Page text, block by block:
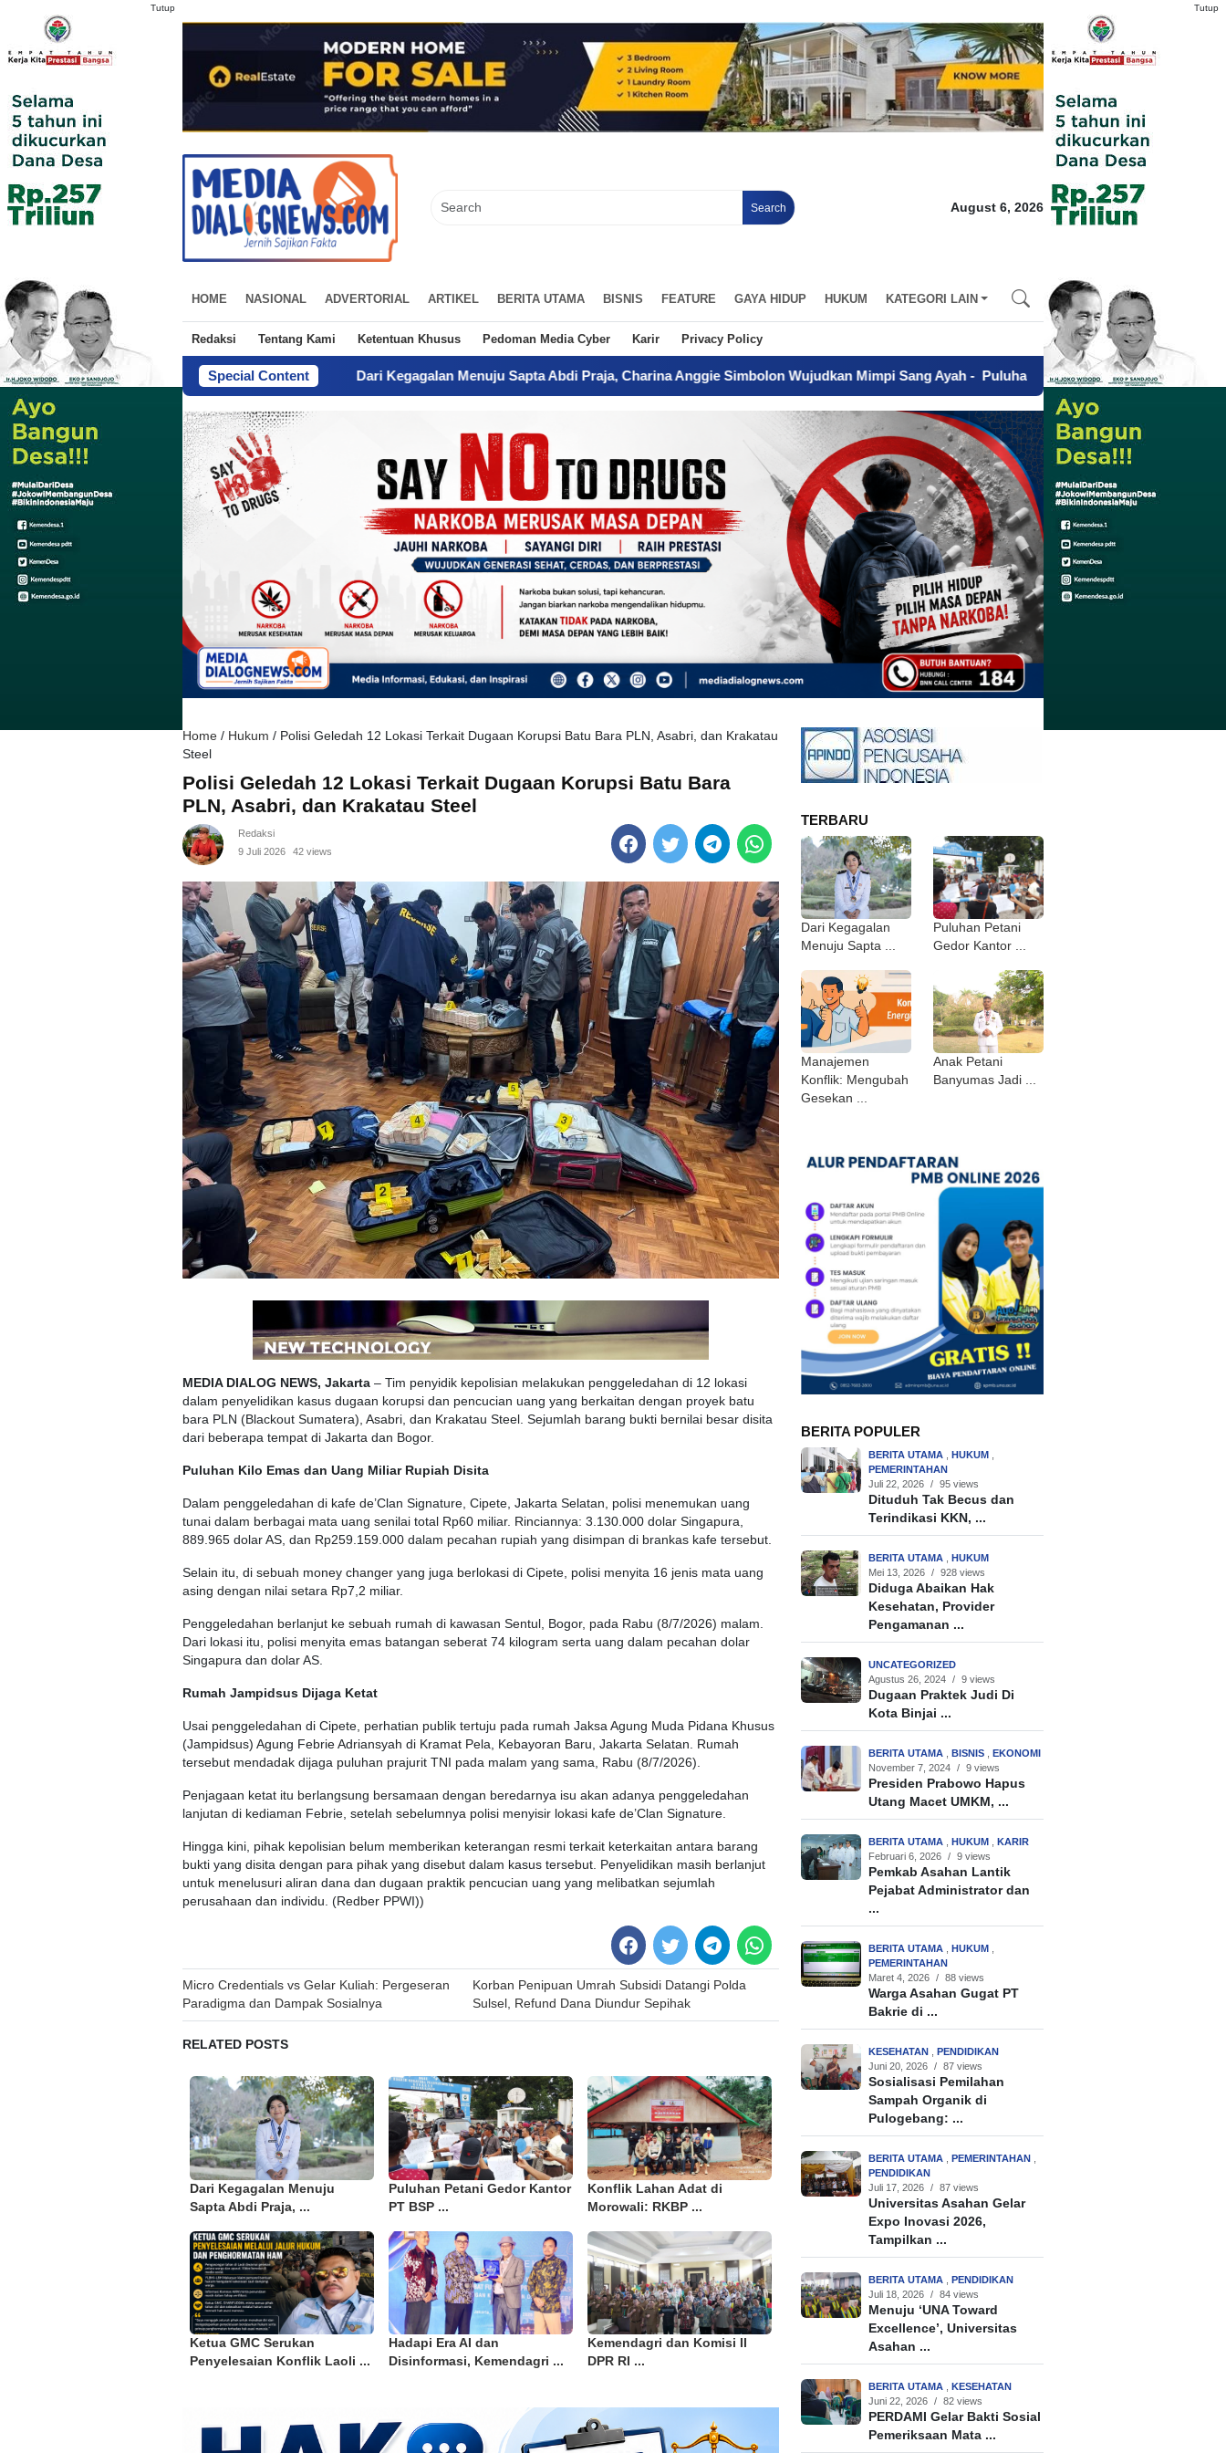
Search August 6, 2026
HOME NASIONAL ADVERTORIAL ARTIKEL BERITA UTAMA BISNIS FEATURE GAYA HIDUP HUKUM KATEGORI LAIN
Redaksi Tentang Kami Ketentuan Khusus Pedoman Media Cyber Karir Privacy Policy
Special Content
Dari Kegagalan Menuju Sapta Abdi Praja, Charina Anggie Simbolon Wujudkan Mimpi Sang Ayah - Puluhan Petani Gedor Kantor PT BSP Kisaran, Tuntut
Home / Hukum / Polisi Geledah 12 Lokasi Terkait Dugaan Korupsi Batu Bara PLN, Asabri, dan Krakatau
Steel
Polisi Geledah 12 Lokasi Terkait Dugaan Korupsi Batu Bara
PLN, Asabri, dan Krakatau Steel
Redaksi
9 Juli 2026
42 views
MEDIA DIALOG NEWS, Jakarta – Tim penyidik kepolisian melakukan penggeledahan di 12 lokasi
dalam penyelidikan kasus dugaan korupsi dan pencucian uang yang berkaitan dengan proyek batu
bara PLN (Blackout Sumatera), Asabri, dan Krakatau Steel. Sejumlah barang bukti bernilai besar disita
dari beberapa tempat di Jakarta dan Bogor.
Puluhan Kilo Emas dan Uang Miliar Rupiah Disita
Dalam penggeledahan di kafe de’Clan Signature, Cipete, Jakarta Selatan, polisi menemukan uang
tunai dalam berbagai mata uang senilai total Rp60 miliar. Rinciannya: 3.130.000 dolar Singapura,
889.965 dolar AS, dan Rp259.159.000 dalam pecahan rupiah yang disimpan di brankas kafe tersebut.
Selain itu, di sebuah money changer yang juga berlokasi di Cipete, polisi menyita 16 jenis mata uang
asing dengan nilai setara Rp7,2 miliar.
Penggeledahan berlanjut ke sebuah rumah di kawasan Sentul, Bogor, pada Rabu (8/7/2026) malam.
Dari lokasi itu, polisi menyita emas batangan seberat 74 kilogram serta uang dalam pecahan dolar
Singapura dan dolar AS.
Rumah Jampidsus Dijaga Ketat
Usai penggeledahan di Cipete, perhatian publik tertuju pada rumah Jaksa Agung Muda Pidana Khusus
(Jampidsus) Agung Febrie Adriansyah di Kramat Pela, Kebayoran Baru, Jakarta Selatan. Rumah
tersebut mendadak dijaga puluhan prajurit TNI pada malam yang sama, Rabu (8/7/2026).
Penjagaan ketat itu berlangsung bersamaan dengan beredarnya isu akan adanya penggeledahan
lanjutan di kediaman Febrie, setelah sebelumnya polisi menyisir lokasi kafe de’Clan Signature.
Hingga kini, pihak kepolisian belum memberikan keterangan resmi terkait keterkaitan antara barang
bukti yang disita dengan para pihak yang disebut dalam kasus tersebut. Penyelidikan masih berlanjut
untuk menelusuri aliran dana dan dugaan praktik pencucian uang yang melibatkan sejumlah
perusahaan dan individu. (Redber PPWI))
Post
navigation
Micro Credentials vs Gelar Kuliah: Pergeseran
Paradigma dan Dampak Sosialnya
Korban Penipuan Umrah Subsidi Datangi Polda
Sulsel, Refund Dana Diundur Sepihak
RELATED POSTS
Dari Kegagalan Menuju
Sapta Abdi Praja, ...
Puluhan Petani Gedor Kantor
PT BSP ...
Konflik Lahan Adat di
Morowali: RKBP ...
Ketua GMC Serukan
Penyelesaian Konflik Laoli ...
Hadapi Era AI dan
Disinformasi, Kemendagri ...
Kemendagri dan Komisi II
DPR RI ...
TERBARU
Dari Kegagalan
Menuju Sapta ...
Puluhan Petani
Gedor Kantor ...
Manajemen
Konflik: Mengubah
Gesekan ...
Anak Petani
Banyumas Jadi ...
BERITA POPULER
BERITA UTAMA , HUKUM ,
PEMERINTAHAN
Juli 22, 2026
/ 95 views
Dituduh Tak Becus dan
Terindikasi KKN, ...
BERITA UTAMA , HUKUM
Mei 13, 2026
/ 928 views
Diduga Abaikan Hak
Kesehatan, Provider
Pengamanan ...
UNCATEGORIZED
Agustus 26, 2024
/ 9 views
Dugaan Praktek Judi Di
Kota Binjai ...
BERITA UTAMA , BISNIS , EKONOMI
November 7, 2024
/ 9 views
Presiden Prabowo Hapus
Utang Macet UMKM, ...
BERITA UTAMA , HUKUM , KARIR
Februari 6, 2026
/ 9 views
Pemkab Asahan Lantik
Pejabat Administrator dan
...
BERITA UTAMA , HUKUM ,
PEMERINTAHAN
Maret 4, 2026
/ 88 views
Warga Asahan Gugat PT
Bakrie di ...
KESEHATAN , PENDIDIKAN
Juni 20, 2026
/ 87 views
Sosialisasi Pemilahan
Sampah Organik di
Pulogebang: ...
BERITA UTAMA , PEMERINTAHAN ,
PENDIDIKAN
Juli 17, 2026
/ 87 views
Universitas Asahan Gelar
Expo Inovasi 2026,
Tampilkan ...
BERITA UTAMA , PENDIDIKAN
Juli 18, 2026
/ 84 views
Menuju ‘UNA Toward
Excellence’, Universitas
Asahan ...
BERITA UTAMA , KESEHATAN
Juni 22, 2026
/ 82 views
PERDAMI Gelar Bakti Sosial
Pemeriksaan Mata ...
Tutup
Tutup